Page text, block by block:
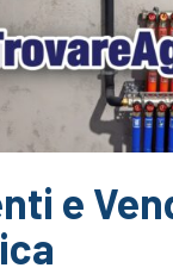
e